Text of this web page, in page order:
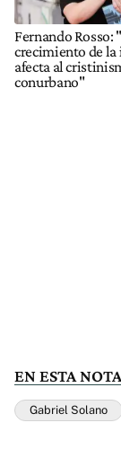
Fernando Rosso:
crecimiento de la
afecta al
conurbano"
EN ESTA NOTA
Gabriel Solano